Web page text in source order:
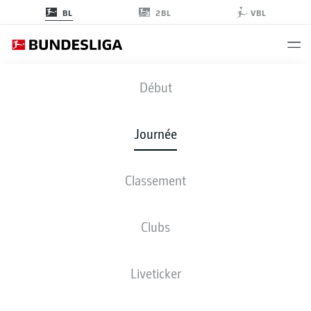
BL 2BL VBL
Début
Journée
Classement
Clubs
Liveticker
TSG - M05
COMPOSITIONS STATISTIQUES
ven., 14.05.2027 - dim., 16.05.2027